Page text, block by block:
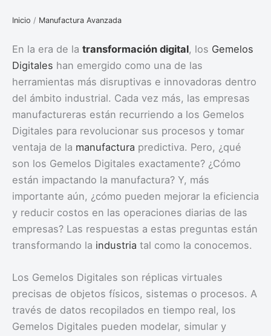
Inicio / Manufactura Avanzada
En la era de la transformación digital, los Gemelos
Digitales han emergido como una de las
herramientas más disruptivas e innovadoras dentro
del ámbito industrial. Cada vez más, las empresas
manufactureras están recurriendo a los Gemelos
Digitales para revolucionar sus procesos y tomar
ventaja de la manufactura predictiva. Pero, ¿qué
son los Gemelos Digitales exactamente? ¿Cómo
están impactando la manufactura? Y, más
importante aún, ¿cómo pueden mejorar la eficiencia
y reducir costos en las operaciones diarias de las
empresas? Las respuestas a estas preguntas están
transformando la industria tal como la conocemos.
Los Gemelos Digitales son réplicas virtuales
precisas de objetos físicos, sistemas o procesos. A
través de datos recopilados en tiempo real, los
Gemelos Digitales pueden modelar, simular y